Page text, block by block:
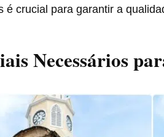
é crucial para garantir a
Necessários